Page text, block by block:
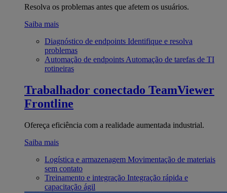
Resolva os problemas antes que afetem os usuários.
Saiba mais
Diagnóstico de endpoints Identifique e resolva
problemas
Automação de endpoints Automação de tarefas de TI
rotineiras
Trabalhador conectado TeamViewer
Frontline
Ofereça eficiência com a realidade aumentada industrial.
Saiba mais
Logística e armazenagem Movimentação de materiais
sem contato
Treinamento e integração Integração rápida e
capacitação ágil